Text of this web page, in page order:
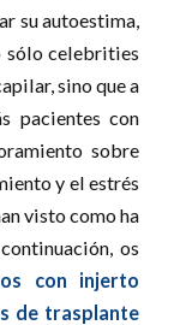
su autoestima,
sólo celebrities
sino que a
pacientes con
sobre
y el estrés
visto como ha
os
con injerto
de trasplante